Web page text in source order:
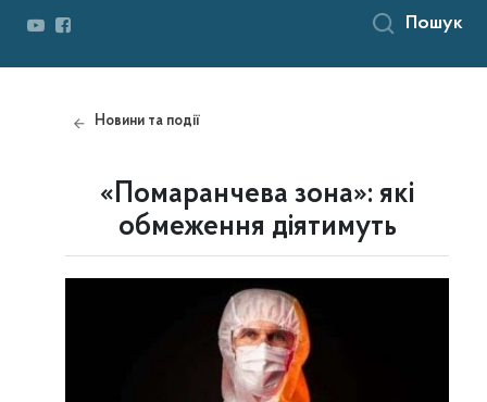
Пошук
Новини та події
«Помаранчева зона»: які
обмеження діятимуть